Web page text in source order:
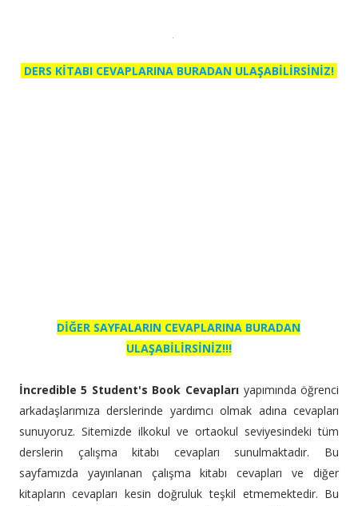
DERS KİTABI CEVAPLARINA BURADAN ULAŞABİLİRSİNİZ!
DİĞER SAYFALARIN CEVAPLARINA BURADAN
ULAŞABİLİRSİNİZ!!!
İncredible 5 Student's Book Cevapları yapımında öğrenci
arkadaşlarımıza derslerinde yardımcı olmak adına cevapları
sunuyoruz. Sitemizde ilkokul ve ortaokul seviyesindeki tüm
derslerin çalışma kitabı cevapları sunulmaktadır. Bu
sayfamızda yayınlanan çalışma kitabı cevapları ve diğer
kitapların cevapları kesin doğruluk teşkil etmemektedir. Bu